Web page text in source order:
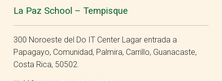
La Paz School – Tempisque
300 Noroeste del Do IT Center Lagar entrada a
Papagayo, Comunidad, Palmira, Carrillo, Guanacaste,
Costa Rica, 50502.